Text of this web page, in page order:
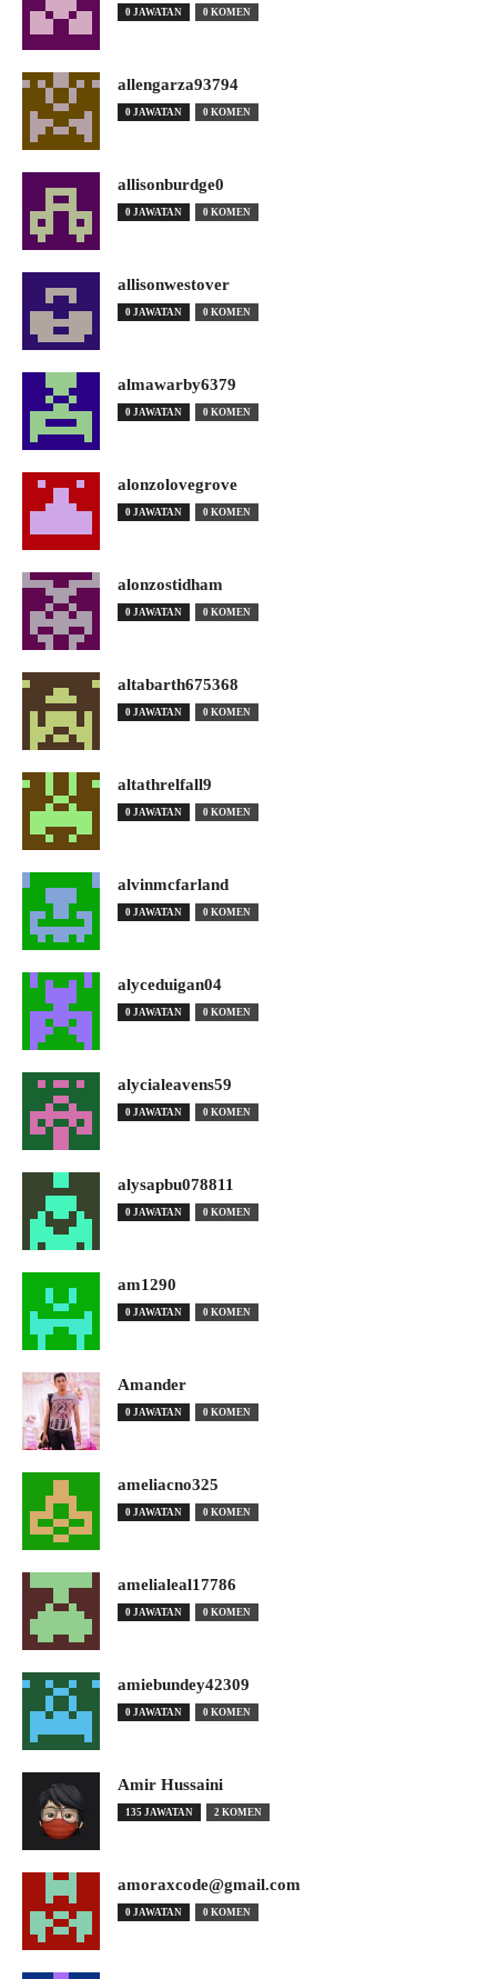
0 JAWATAN 0 KOMEN
allengarza93794
0 JAWATAN 0 KOMEN
allisonburdge0
0 JAWATAN 0 KOMEN
allisonwestover
0 JAWATAN 0 KOMEN
almawarby6379
0 JAWATAN 0 KOMEN
alonzolovegrove
0 JAWATAN 0 KOMEN
alonzostidham
0 JAWATAN 0 KOMEN
altabarth675368
0 JAWATAN 0 KOMEN
altathrelfall9
0 JAWATAN 0 KOMEN
alvinmcfarland
0 JAWATAN 0 KOMEN
alyceduigan04
0 JAWATAN 0 KOMEN
alycialeavens59
0 JAWATAN 0 KOMEN
alysapbu078811
0 JAWATAN 0 KOMEN
am1290
0 JAWATAN 0 KOMEN
Amander
0 JAWATAN 0 KOMEN
ameliacno325
0 JAWATAN 0 KOMEN
amelialeal17786
0 JAWATAN 0 KOMEN
amiebundey42309
0 JAWATAN 0 KOMEN
Amir Hussaini
135 JAWATAN 2 KOMEN
amoraxcode@gmail.com
0 JAWATAN 0 KOMEN